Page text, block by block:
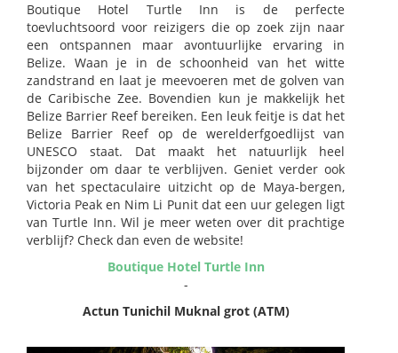
Boutique Hotel Turtle Inn is de perfecte
toevluchtsoord voor reizigers die op zoek zijn naar
een ontspannen maar avontuurlijke ervaring in
Belize. Waan je in de schoonheid van het witte
zandstrand en laat je meevoeren met de golven van
de Caribische Zee. Bovendien kun je makkelijk het
Belize Barrier Reef bereiken. Een leuk feitje is dat het
Belize Barrier Reef op de werelderfgoedlijst van
UNESCO staat. Dat maakt het natuurlijk heel
bijzonder om daar te verblijven. Geniet verder ook
van het spectaculaire uitzicht op de Maya-bergen,
Victoria Peak en Nim Li Punit dat een uur gelegen ligt
van Turtle Inn. Wil je meer weten over dit prachtige
verblijf? Check dan even de website!
Boutique Hotel Turtle Inn
-
Actun Tunichil Muknal grot (ATM)